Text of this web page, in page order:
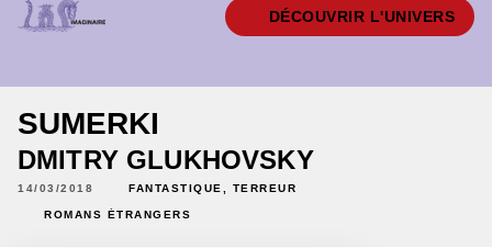
DÉCOUVRIR L'UNIVERS
SUMERKI
DMITRY GLUKHOVSKY
14/03/2018 FANTASTIQUE, TERREUR
ROMANS ÉTRANGERS